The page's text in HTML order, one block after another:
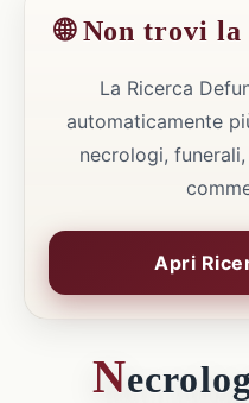
🌐 Non trovi
La Ricerca
automaticamente
necrologi,
Apri
N